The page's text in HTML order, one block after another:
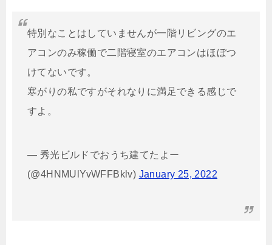
特別なことはしていませんが一階リビングのエ
アコンのみ稼働で二階寝室のエアコンはほぼつ
けてないです。
寒がりの私ですがそれなりに満足できる感じで
すよ。
— 秀光ビルドでおうち建てたよー
(@4HNMUlYvWFFBklv) January 25, 2022